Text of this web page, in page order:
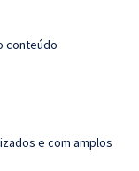
conteúdo
e com amplos